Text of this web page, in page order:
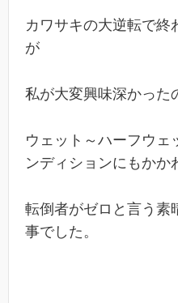
カワサキの大逆転で終
が
私が大変興味深かった
ウェット～ハーフウェ
ンディションにもかか
転倒者がゼロと言う素
事でした。